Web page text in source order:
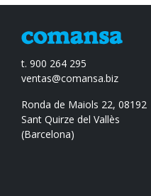
t. 900 264 295
ventas@comansa.biz
Ronda de Maiols 22, 08192
Sant Quirze del Vallès
(Barcelona)